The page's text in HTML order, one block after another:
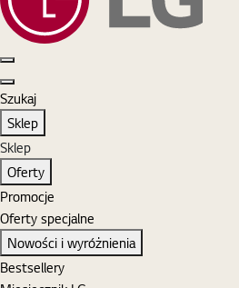
Szukaj
Zaloguj się
MyLG
Koszyk
Zamknij menu
SzukajSzukaj
Sklep
Sklep
Oferty
Promocje
Oferty specjalne
Nowości i wyróżnienia
Bestsellery